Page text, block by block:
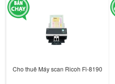
Cho thuê Máy scan Ricoh Fi-8190